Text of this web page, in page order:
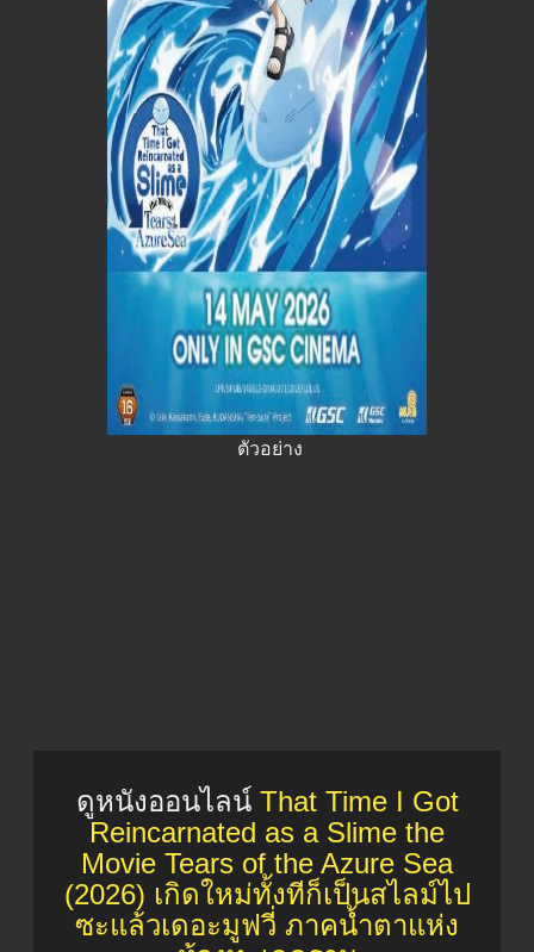
ตัวอย่าง
ดูหนังออนไลน์ That Time I Got
Reincarnated as a Slime the
Movie Tears of the Azure Sea
(2026) เกิดใหม่ทั้งทีก็เป็นสไลม์ไป
ซะแล้วเดอะมูฟวี่ ภาคน้ำตาแห่ง